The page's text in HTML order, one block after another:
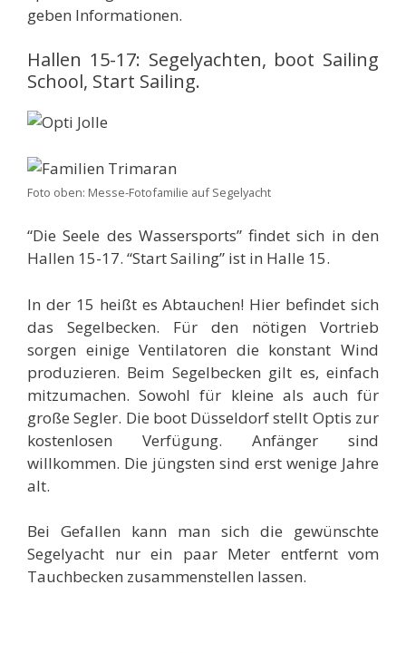
geben Informationen.
Hallen 15-17: Segelyachten, boot Sailing
School, Start Sailing.
Foto oben: Messe-Fotofamilie auf Segelyacht
“Die Seele des Wassersports” findet sich in den
Hallen 15-17. “Start Sailing” ist in Halle 15.
In der 15 heißt es Abtauchen! Hier befindet sich
das Segelbecken. Für den nötigen Vortrieb
sorgen einige Ventilatoren die konstant Wind
produzieren. Beim Segelbecken gilt es, einfach
mitzumachen. Sowohl für kleine als auch für
große Segler. Die boot Düsseldorf stellt Optis zur
kostenlosen Verfügung. Anfänger sind
willkommen. Die jüngsten sind erst wenige Jahre
alt.
Bei Gefallen kann man sich die gewünschte
Segelyacht nur ein paar Meter entfernt vom
Tauchbecken zusammenstellen lassen.